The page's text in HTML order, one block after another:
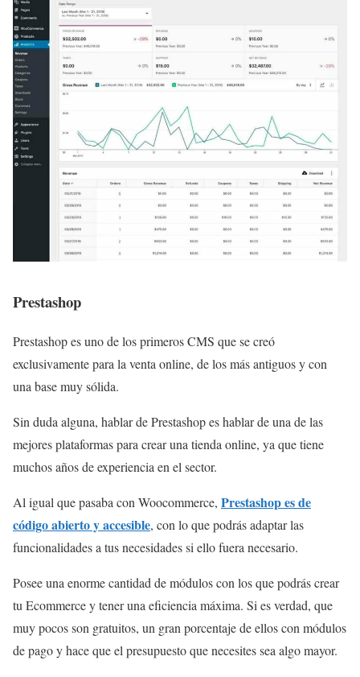
Prestashop
Prestashop es uno de los primeros CMS que se creó
exclusivamente para la venta online, de los más antiguos y con
una base muy sólida.
Sin duda alguna, hablar de Prestashop es hablar de una de las
mejores plataformas para crear una tienda online, ya que tiene
muchos años de experiencia en el sector.
Al igual que pasaba con Woocommerce, Prestashop es de
código abierto y accesible, con lo que podrás adaptar las
funcionalidades a tus necesidades si ello fuera necesario.
Posee una enorme cantidad de módulos con los que podrás crear
tu Ecommerce y tener una eficiencia máxima. Si es verdad, que
muy pocos son gratuitos, un gran porcentaje de ellos con módulos
de pago y hace que el presupuesto que necesites sea algo mayor.